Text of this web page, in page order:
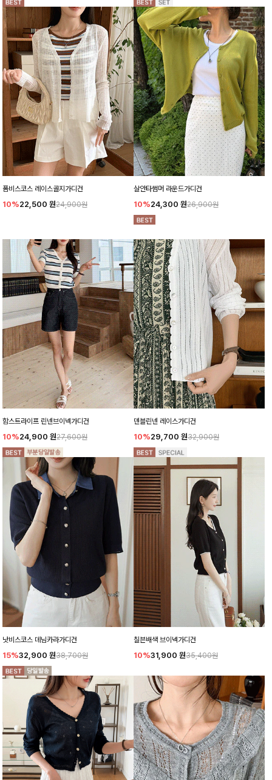
폼비스코스 레이스골지가디건
10%22,500 원24,900원
살안타썸머 라운드가디건
10%24,300 원26,900원
함스트라이프 린넨브이넥가디건
10%24,900 원27,600원
덴블린넨 레이스가디건
10%29,700 원32,900원
낫비스코스 데님카라가디건
15%32,900 원38,700원
칠븐배색 브이넥가디건
10%31,900 원35,400원